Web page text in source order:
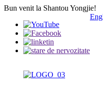
Bun venit la Shantou Yongjie!